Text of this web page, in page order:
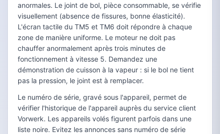
anormales. Le joint de bol, pièce consommable, se vérifie
visuellement (absence de fissures, bonne élasticité).
L'écran tactile du TM5 et TM6 doit répondre à chaque
zone de manière uniforme. Le moteur ne doit pas
chauffer anormalement après trois minutes de
fonctionnement à vitesse 5. Demandez une
démonstration de cuisson à la vapeur : si le bol ne tient
pas la pression, le joint est à remplacer.
Le numéro de série, gravé sous l'appareil, permet de
vérifier l'historique de l'appareil auprès du service client
Vorwerk. Les appareils volés figurent parfois dans une
liste noire. Evitez les annonces sans numéro de série